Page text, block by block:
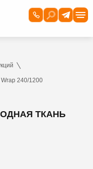
240/1200
ТКАНЬ